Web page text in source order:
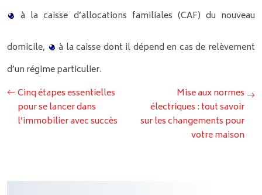
à la caisse d’allocations familiales (CAF) du nouveau
domicile,
à la caisse dont il dépend en cas de relèvement
d’un régime particulier.
Cinq étapes essentielles
pour se lancer dans
l’immobilier avec succès
Mise aux normes
électriques : tout savoir
sur les changements pour
votre maison